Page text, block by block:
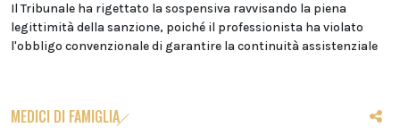
Il Tribunale ha rigettato la sospensiva ravvisando la piena
legittimità della sanzione, poiché il professionista ha violato
l'obbligo convenzionale di garantire la continuità assistenziale
MEDICI DI FAMIGLIA